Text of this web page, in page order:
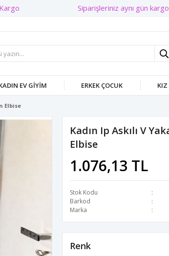
Siparişleriniz aynı gün
EV GIYIM ERKEK ÇOCUK KIZ
Elbise
Kadın Ip Askılı V
Elbise
1.076,13 TL
Stok Kodu
Barkod
Marka
Renk